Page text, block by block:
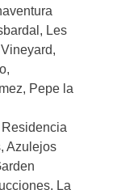
Les
Pepe la
Azulejos
La